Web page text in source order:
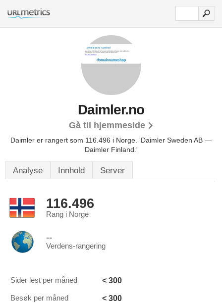
Daimler.no
Gå til hjemmeside
Daimler er rangert som 116.496 i Norge. 'Daimler Sweden AB —
Daimler Finland.'
Analyse Innhold Server
116.496
Rang i Norge
--
Verdens-rangering
Sider lest per måned < 300
Besøk per måned < 300